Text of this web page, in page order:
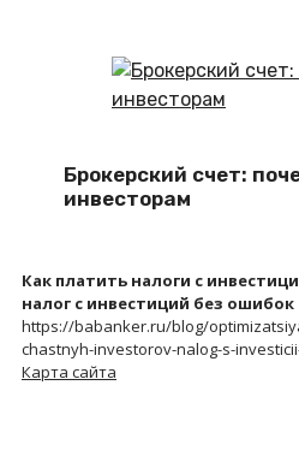
Брокерский счет:
инвесторам
Как платить налоги с
налог с инвестиций без ошибок
https://babanker.ru/blog/
chastnyh-investorov-nalog-s-
Карта сайта